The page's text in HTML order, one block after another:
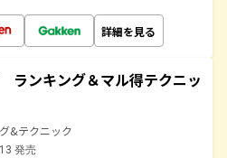
詳細を見る
ランキング＆マル得テクニッ
&テクニック
発売